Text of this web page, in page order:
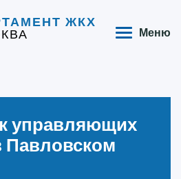
ЖКХ
Меню
управляющих
Павловском